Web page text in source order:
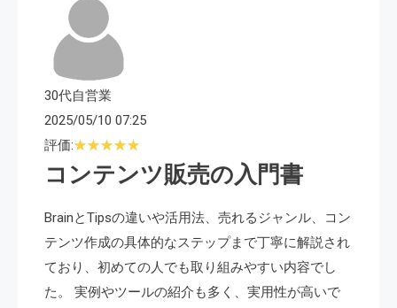
30代自営業
2025/05/10 07:25
評価:
コンテンツ販売の入門書
BrainとTipsの違いや活用法、売れるジャンル、コン
テンツ作成の具体的なステップまで丁寧に解説され
ており、初めての人でも取り組みやすい内容でし
た。 実例やツールの紹介も多く、実用性が高いで